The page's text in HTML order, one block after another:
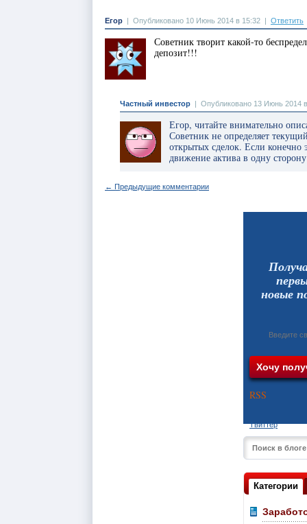
Егор | Опубликовано 10 Июнь 2014 в 15:32 | Ответить
Советник творит какой-то
депозит!!!
Частный инвестор | Опубликовано 13 Июнь 2014
Егор, читайте внимательно
Советник не определяет
открытых сделок. Если конечно
движение актива в одну
← Предыдущие комментарии
новые
RSS
Твиттер
Категории